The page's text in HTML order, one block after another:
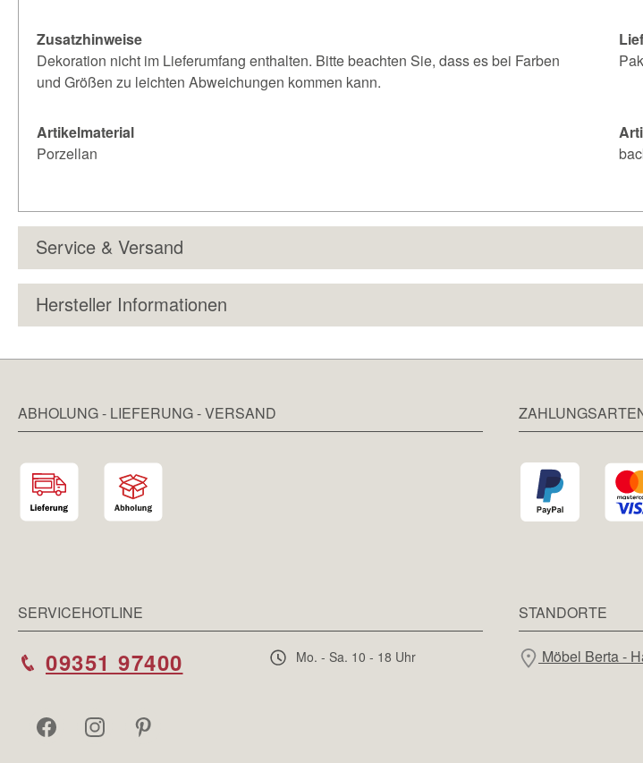
Zusatzhinweise
Dekoration nicht im Lieferumfang enthalten. Bitte beachten Sie, dass es bei Farben
und Größen zu leichten Abweichungen kommen kann.
Artikelmaterial
Porzellan
Service & Versand
Hersteller Informationen
ABHOLUNG - LIEFERUNG - VERSAND
SERVICEHOTLINE
09351 97400 Mo. - Sa. 10 - 18 Uhr
STANDORTE
Möbel Berta -